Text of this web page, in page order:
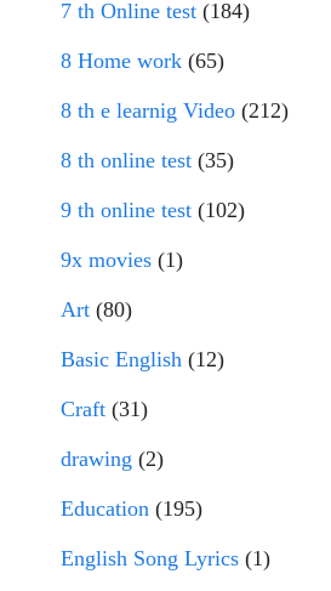
7 th Online test (184)
8 Home work (65)
8 th e learnig Video (212)
8 th online test (35)
9 th online test (102)
9x movies (1)
Art (80)
Basic English (12)
Craft (31)
drawing (2)
Education (195)
English Song Lyrics (1)